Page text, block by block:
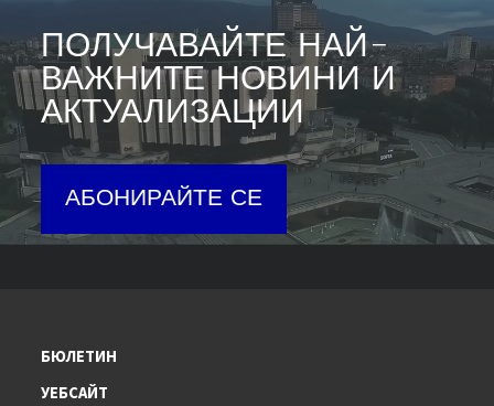
ПОЛУЧАВАЙТЕ НАЙ-
ВАЖНИТЕ НОВИНИ И
АКТУАЛИЗАЦИИ
АБОНИРАЙТЕ СЕ
БЮЛЕТИН
УЕБСАЙТ